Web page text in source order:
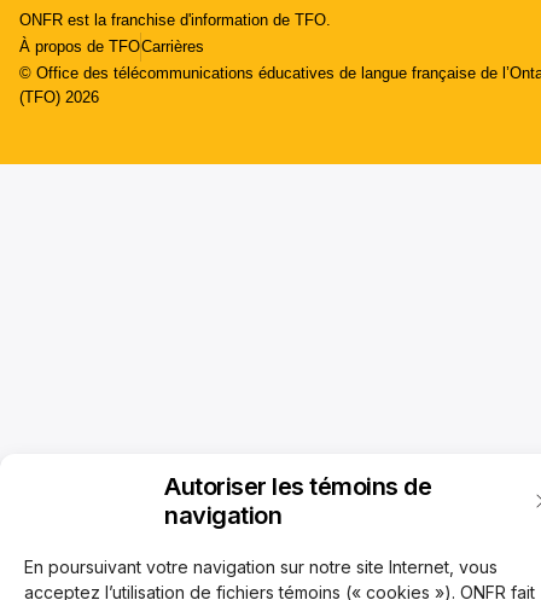
Autoriser les témoins de
navigation
En poursuivant votre navigation sur notre site Internet, vous
acceptez l’utilisation de fichiers témoins (« cookies »). ONFR fait
ONFR est la franchise d'information de TFO.
À propos de TFOCarrières
© Office des télécommunications éducatives de langue française de
(TFO) 2026